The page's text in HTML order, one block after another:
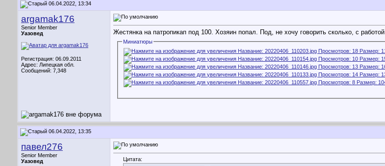
06.04.2022, 13:34
argamak176
Senior Member
Уазовед
Регистрация: 06.09.2011
Адрес: Липецкая обл.
Сообщений: 7,348
Жестянка на патропикап под 100. Хозяин попал. Под, не хочу говорить сколько, с работой
Миниатюры
06.04.2022, 13:35
павел276
Senior Member
Уазовед
Цитата: